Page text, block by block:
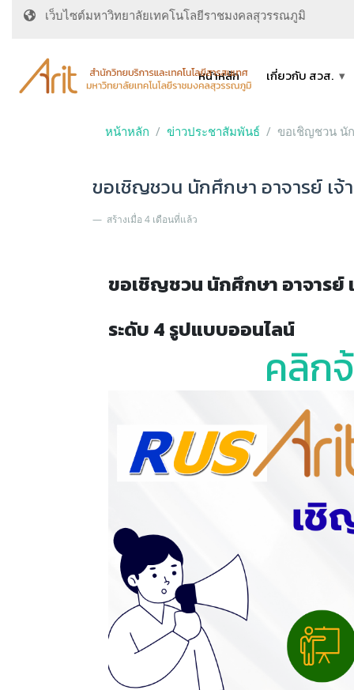
เว็บไซต์มหาวิทยาลัยเทคโนโลยีราชมงคลสุวรรณภูมิ
หน้าหลัก เกี่ยวกับ สวส.
หน้าหลัก ข่าวประชาสัมพันธ์ ขอเชิญชวน นั
ขอเชิญชวน นักศึกษา อาจารย์ เ
สร้างเมื่อ 4 เดือนที่แล้ว
ขอเชิญชวน นักศึกษา อาจารย์
ระดับ 4 รูปแบบออนไลน์
คลิก